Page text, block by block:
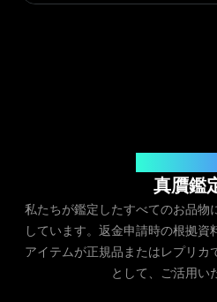
真贋鑑
私たちが鑑定したすべてのお品物
しています。返金申請時の根拠
アイテムが正規品またはレプリカ
として、ご活用い